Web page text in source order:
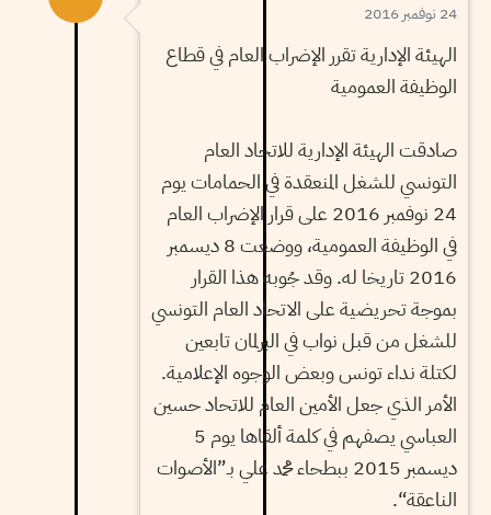
24 نوفمبر 2016
الهيئة الإدارية تقرر الإضراب العام في قطاع
الوظيفة العمومية
صادقت الهيئة الإدارية للاتحاد العام
التونسي للشغل المنعقدة في الحمامات يوم
24 نوفمبر 2016 على قرار الإضراب العام
في الوظيفة العمومية، ووضعت 8 ديسمبر
2016 تاريخا له. وقد جُوبه هذا القرار
بموجة تحريضية على الاتحاد العام التونسي
للشغل من قبل نواب في البرلمان تابعين
لكتلة نداء تونس وبعض الوجوه الإعلامية.
الأمر الذي جعل الأمين العام للاتحاد حسين
العباسي يصفهم في كلمة ألقاها يوم 5
ديسمبر 2015 ببطحاء محمد علي بـ”الأصوات
الناعقة“.